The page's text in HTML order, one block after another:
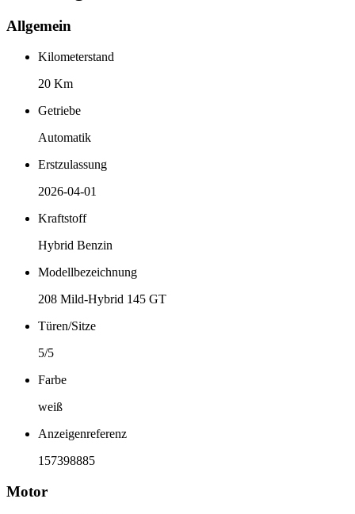
Allgemein
Kilometerstand
20 Km
Getriebe
Automatik
Erstzulassung
2026-04-01
Kraftstoff
Hybrid Benzin
Modellbezeichnung
208 Mild-Hybrid 145 GT
Türen/Sitze
5/5
Farbe
weiß
Anzeigenreferenz
157398885
Motor